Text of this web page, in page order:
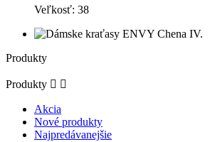
Veľkosť: 38
Produkty
Produkty  
Akcia
Nové produkty
Najpredávanejšie